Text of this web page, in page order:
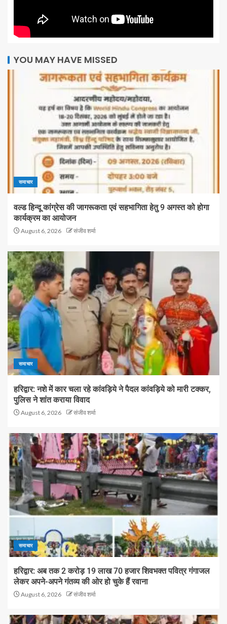
YOU MAY HAVE MISSED
समाचार
वल्ड हिन्दू कांग्रेस की जागरूकता एवं सहभागिता हेतु 9 अगस्त को होगा
कार्यक्रम का आयोजन
August 6, 2026 संजीव शर्मा
समाचार
हरिद्वार: नशे में कार चला रहे कांवड़िये ने पैदल कांवड़िये को मारी टक्कर,
पुलिस ने शांत कराया विवाद
August 6, 2026 संजीव शर्मा
समाचार
हरिद्वार: अब तक 2 करोड़ 19 लाख 70 हजार शिवभक्त पवित्र गंगाजल
लेकर अपने-अपने गंतव्य की ओर हो चुके हैं रवाना
August 6, 2026 संजीव शर्मा